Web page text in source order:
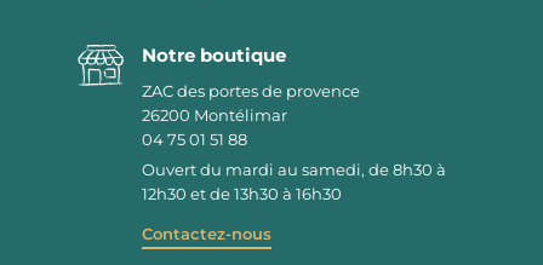
Notre boutique
ZAC des portes de provence
26200 Montélimar
04 75 01 51 88
Ouvert du mardi au samedi, de 8h30 à
12h30 et de 13h30 à 16h30
Contactez-nous